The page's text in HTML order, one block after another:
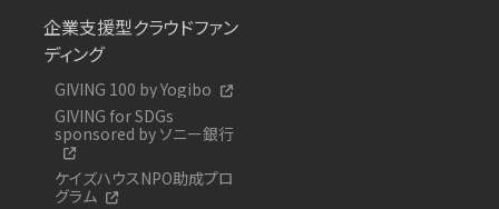
企業支援型クラウドファン
ディング
GIVING 100 by Yogibo
GIVING for SDGs
sponsored by ソニー銀行
ケイズハウスNPO助成プロ
グラム